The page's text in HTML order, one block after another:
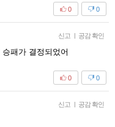
0
0
신고 공감 확인
패가 결정되었어
0
0
신고 공감 확인